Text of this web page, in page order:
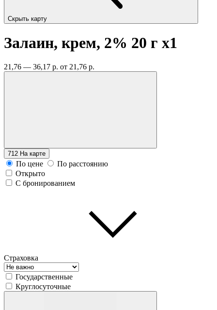
Скрыть карту
Залаин, крем, 2% 20 г x1
21,76 — 36,17 р. от 21,76 р.
712 На карте
По цене
По расстоянию
Открыто
С бронированием
Страховка
Государственные
Круглосуточные